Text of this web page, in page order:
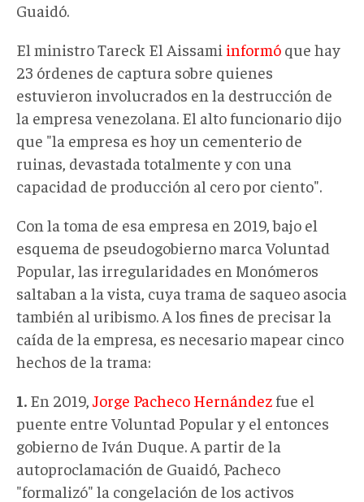
Guaidó.
El ministro Tareck El Aissami informó que hay
23 órdenes de captura sobre quienes
estuvieron involucrados en la destrucción de
la empresa venezolana. El alto funcionario dijo
que "la empresa es hoy un cementerio de
ruinas, devastada totalmente y con una
capacidad de producción al cero por ciento".
Con la toma de esa empresa en 2019, bajo el
esquema de pseudogobierno marca Voluntad
Popular, las irregularidades en Monómeros
saltaban a la vista, cuya trama de saqueo asocia
también al uribismo. A los fines de precisar la
caída de la empresa, es necesario mapear cinco
hechos de la trama:
1. En 2019, Jorge Pacheco Hernández fue el
puente entre Voluntad Popular y el entonces
gobierno de Iván Duque. A partir de la
autoproclamación de Guaidó, Pacheco
"formalizó" la congelación de los activos